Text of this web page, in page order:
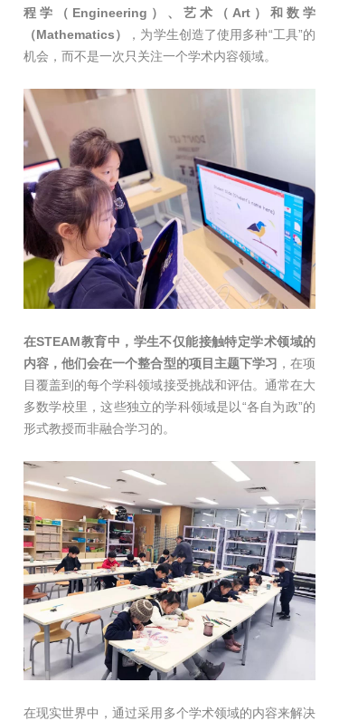
程学（Engineering）、艺术（Art）和数学
（Mathematics）
，为学生创造了使用多种“工具”的
机会，而不是一次只关注一个学术内容领域。
在STEAM教育中，学生不仅能接触特定学术领域的
内容，他们会在一个整合型的项目主题下学习 ，在项
目覆盖到的每个学科领域接受挑战和评估。通常在大
多数学校里，这些独立的学科领域是以“各自为政”的
形式教授而非融合学习的。
在现实世界中，通过采用多个学术领域的内容来解决